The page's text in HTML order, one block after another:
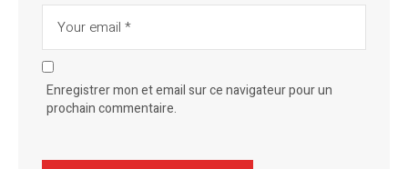
Enregistrer mon et email sur ce navigateur pour un
prochain commentaire.